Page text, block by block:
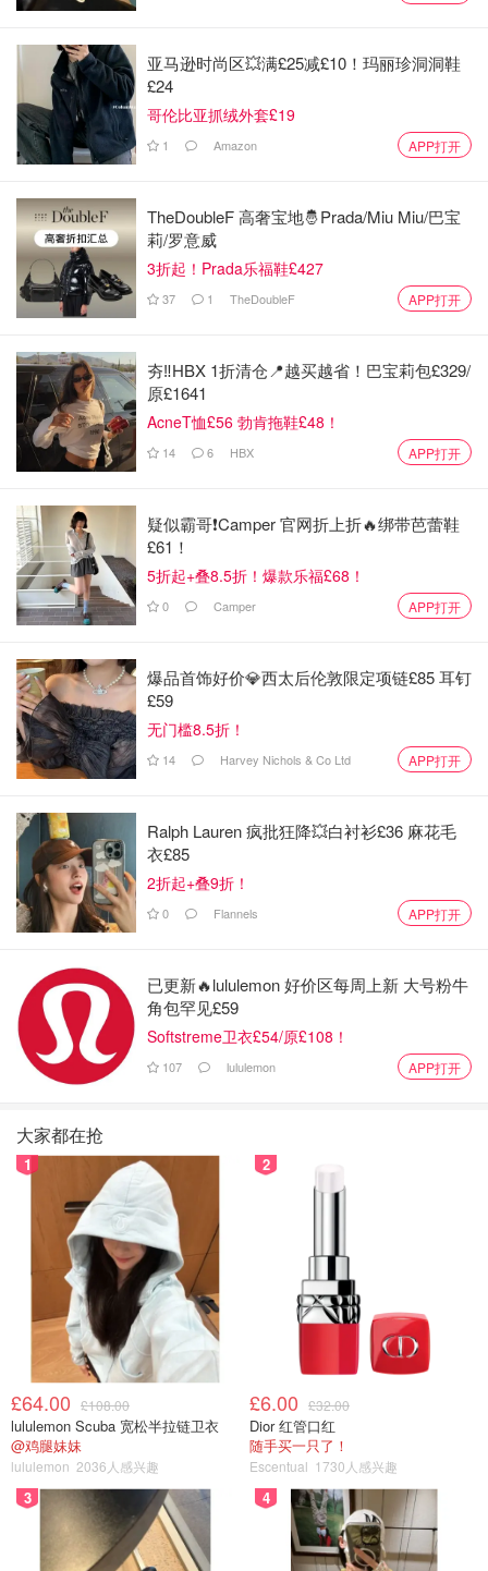
图片来自于@jomalone ，版权属于原作者
而且透明瓶身搭配粉莓色蝴蝶结，如同它的味道一样，俏皮
而鲜明, 甜而不腻的层次，正是盛夏最温柔的诠释，这款香
水很适合闺蜜聚会、夏日派对，让香气成为你的夏日高光
✨。（
购买链接）
前调:红醋栗、黑醋栗、佛手柑
中调:覆盆子、草莓、紫罗兰
后调: 白麝香、檀木、琥珀
3. Chanel香奈儿 – Chance Eau Splendide
2025年香奈儿新版紫色邂逅更馥郁，和粉邂逅比没那么
甜，是非常好闻不腻的花果香味。初闻犹如紫色浆果云朵轻
扬，散发着清新的覆盆子与红色水果甜香；中调玫瑰、天竺
葵与鸢尾花粉交织，带出一丝清雅；尾调神秘的雪松与白麝
香，勾勒出优雅的贵气感。整款香水如泼墨紫色光影，充满
活力与精致感。适合既想保持优雅又不失活力的女生们。
图片来自于@chanel ，版权属于原作者
紫色邂逅三调变化自然，越往后越舒适，适合所有女生，各
类场合，尤其是春夏季节，美美的浪漫粉紫色香水，温柔优
雅，让人闻后忍不住想靠近你?。（
购买链接 ）
前调：紫罗兰、桃子、覆盆子、玫瑰
中调：鸢尾花、玫瑰、天竺葵
后调：白麝香、雪松
亚马逊时尚区💥满£25减£10！玛丽珍洞洞鞋
£24
哥伦比亚抓绒外套£19
1 Amazon APP打开
TheDoubleF 高奢宝地🤴Prada/Miu Miu/巴宝
莉/罗意威
3折起！Prada乐福鞋£427
37 1 TheDoubleF APP打开
夯‼️HBX 1折清仓📍越买越省！巴宝莉包£329/
原£1641
AcneT恤£56 勃肯拖鞋£48！
14 6 HBX APP打开
疑似霸哥❗️Camper 官网折上折🔥绑带芭蕾鞋
£61！
5折起+叠8.5折！爆款乐福£68！
0 Camper APP打开
爆品首饰好价💎西太后伦敦限定项链£85 耳钉
£59
无门槛8.5折！
14 Harvey Nichols & Co Ltd APP打开
Ralph Lauren 疯批狂降💥白衬衫£36 麻花毛
衣£85
2折起+叠9折！
0 Flannels APP打开
已更新🔥lululemon 好价区每周上新 大号粉牛
角包罕见£59
Softstreme卫衣£54/原£108！
107 lululemon APP打开
大家都在抢
1
£64.00 £108.00
lululemon Scuba 宽松半拉链卫衣
@鸡腿妹妹
lululemon 2036人感兴趣
2
£6.00 £32.00
Dior 红管口红
随手买一只了！
Escentual 1730人感兴趣
3 4